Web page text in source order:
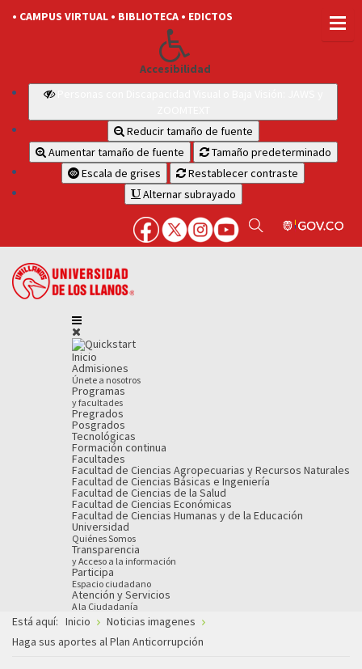
• CAMPUS VIRTUAL • BIBLIOTECA • EDICTOS
Accesibilidad
Reducir tamaño de fuente
Aumentar tamaño de fuente
Tamaño predeterminado
Escala de grises
Restablecer contraste
Alternar subrayado
Inicio
Admisiones
Únete a nosotros
Programas
y facultades
Pregrados
Posgrados
Tecnológicas
Formación continua
Facultades
Facultad de Ciencias Agropecuarias y Recursos Naturales
Facultad de Ciencias Básicas e Ingeniería
Facultad de Ciencias de la Salud
Facultad de Ciencias Económicas
Facultad de Ciencias Humanas y de la Educación
Universidad
Quiénes Somos
Transparencia
y Acceso a la información
Participa
Espacio ciudadano
Atención y Servicios
A la Ciudadanía
Está aquí: Inicio
Noticias imagenes
Haga sus aportes al Plan Anticorrupción